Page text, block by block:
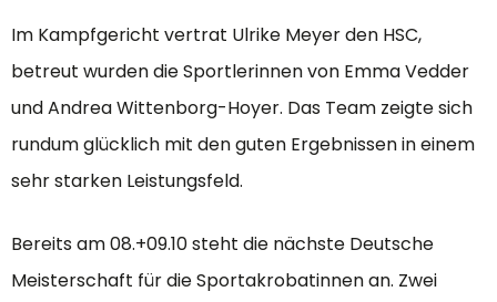
Im Kampfgericht vertrat Ulrike Meyer den HSC,
betreut wurden die Sportlerinnen von Emma Vedder
und Andrea Wittenborg-Hoyer. Das Team zeigte sich
rundum glücklich mit den guten Ergebnissen in einem
sehr starken Leistungsfeld.
Bereits am 08.+09.10 steht die nächste Deutsche
Meisterschaft für die Sportakrobatinnen an. Zwei